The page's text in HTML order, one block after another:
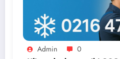
Admin 0